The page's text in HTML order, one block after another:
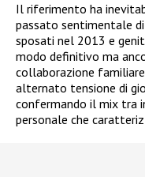
Il riferimento ha
passato sentimentale di
sposati nel 2013 e
modo definitivo ma
collaborazione
alternato tensione di
confermando il mix tra
personale che